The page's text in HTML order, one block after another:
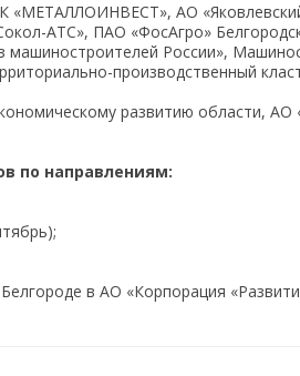
«МЕТАЛЛОИНВЕСТ», АО
АТС», ПАО «ФосАгро»
России»,
производственный
развитию области, АО
по направлениям:
в АО «Корпорация